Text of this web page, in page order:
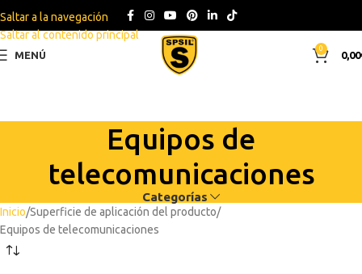
Saltar a la navegación
Saltar al contenido principal
MENÚ
0
0,00
Equipos de
telecomunicaciones
Categorías
Inicio Superficie de aplicación del producto
Equipos de telecomunicaciones